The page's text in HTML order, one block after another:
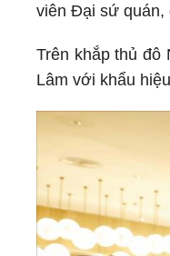
viên Đại sứ
Trên khắp thủ
Lâm với khẩu